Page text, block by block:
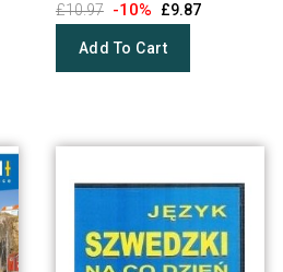
£10.97 -10% £9.87
Add To Cart